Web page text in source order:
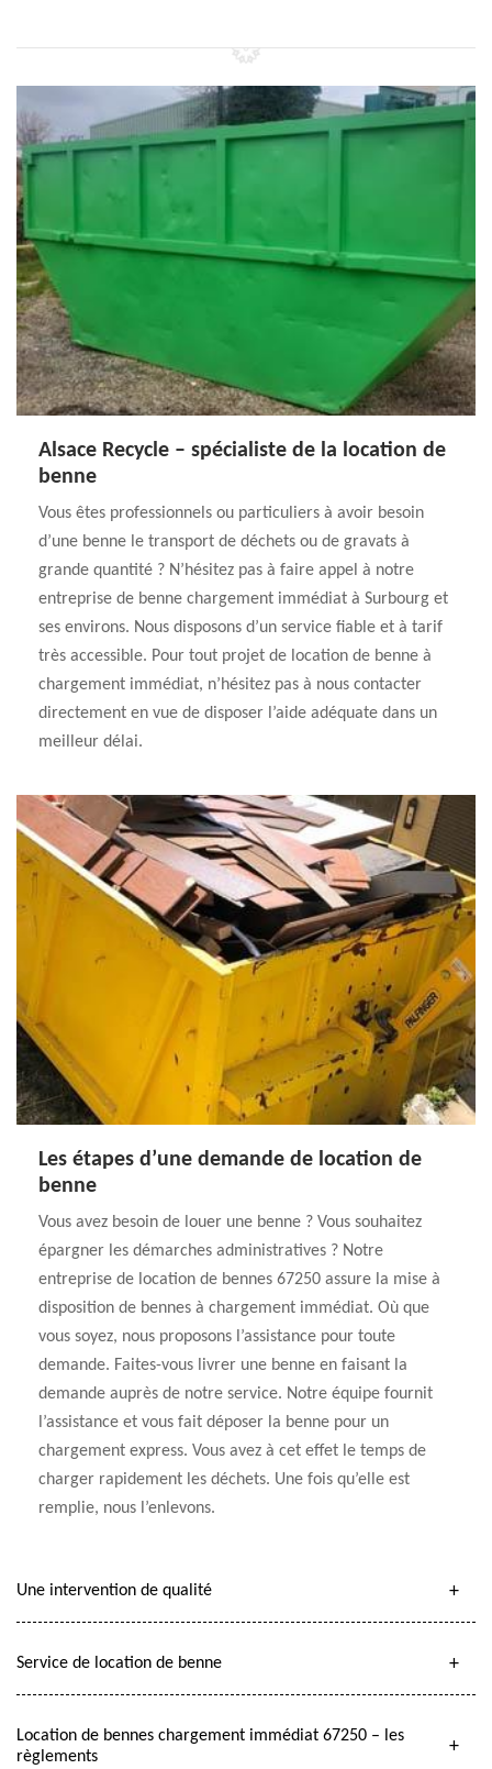
Alsace Recycle – spécialiste de la location de
benne
Vous êtes professionnels ou particuliers à avoir besoin
d’une benne le transport de déchets ou de gravats à
grande quantité ? N’hésitez pas à faire appel à notre
entreprise de benne chargement immédiat à Surbourg et
ses environs. Nous disposons d’un service fiable et à tarif
très accessible. Pour tout projet de location de benne à
chargement immédiat, n’hésitez pas à nous contacter
directement en vue de disposer l’aide adéquate dans un
meilleur délai.
Les étapes d’une demande de location de
benne
Vous avez besoin de louer une benne ? Vous souhaitez
épargner les démarches administratives ? Notre
entreprise de location de bennes 67250 assure la mise à
disposition de bennes à chargement immédiat. Où que
vous soyez, nous proposons l’assistance pour toute
demande. Faites-vous livrer une benne en faisant la
demande auprès de notre service. Notre équipe fournit
l’assistance et vous fait déposer la benne pour un
chargement express. Vous avez à cet effet le temps de
charger rapidement les déchets. Une fois qu’elle est
remplie, nous l’enlevons.
Une intervention de qualité
Service de location de benne
Location de bennes chargement immédiat 67250 – les
règlements